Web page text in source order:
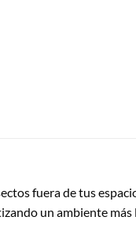
fuera de tus
un ambiente